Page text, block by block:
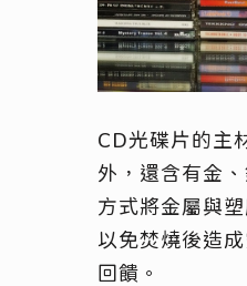
CD光碟片的主
外，還含有金
方式將金屬與
以免焚燒後造
回饋。